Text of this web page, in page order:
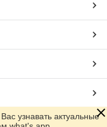
узнавать актуальные